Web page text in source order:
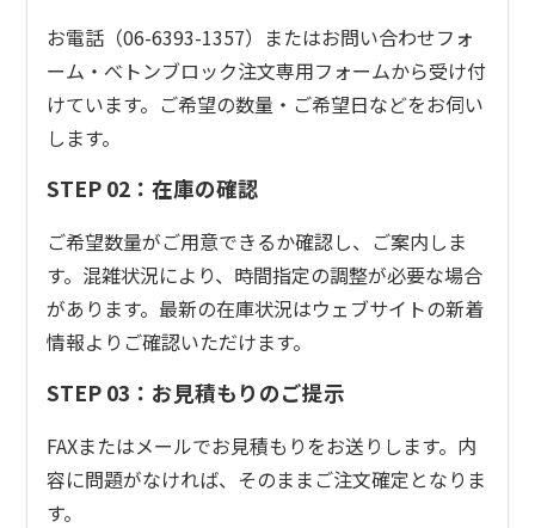
お電話（06-6393-1357）またはお問い合わせフォ
ーム・べトンブロック注文専用フォームから受け付
けています。ご希望の数量・ご希望日などをお伺い
します。
STEP 02：在庫の確認
ご希望数量がご用意できるか確認し、ご案内しま
す。混雑状況により、時間指定の調整が必要な場合
があります。最新の在庫状況はウェブサイトの新着
情報よりご確認いただけます。
STEP 03：お見積もりのご提示
FAXまたはメールでお見積もりをお送りします。内
容に問題がなければ、そのままご注文確定となりま
す。